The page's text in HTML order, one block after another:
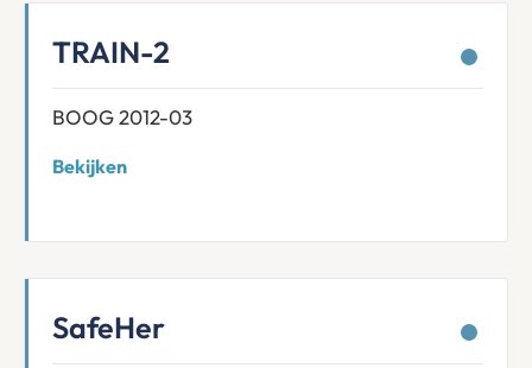
TRAIN-2
BOOG 2012-03
Bekijken
SafeHer